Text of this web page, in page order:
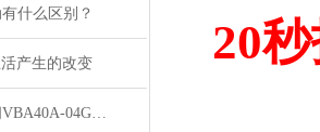
什么区别？
产生的改变
日本SMC增压阀VBA40A-04GN和VBA42A-04GN 及VBA43A-04GN
20